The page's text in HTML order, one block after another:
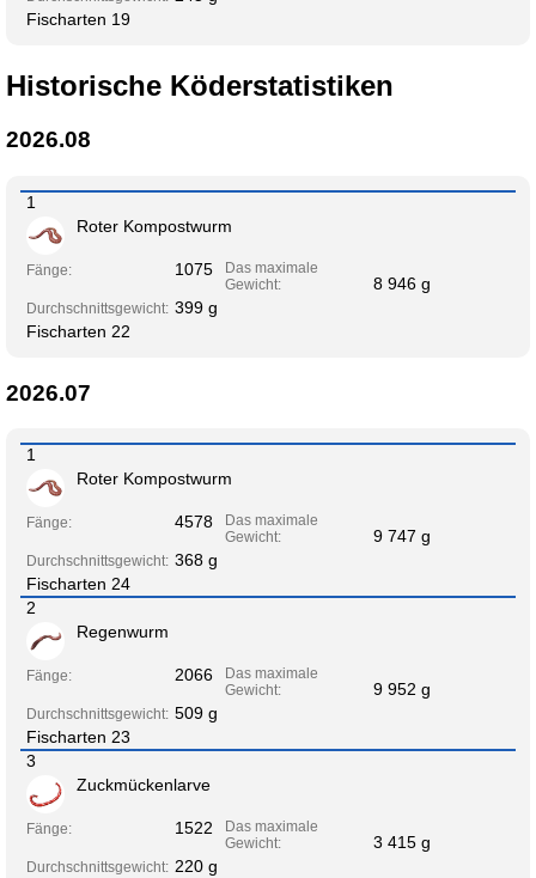
Fischarten 19
Historische Köderstatistiken
2026.08
1
Roter Kompostwurm
Fänge: 1075
Das maximale
Gewicht:
8 946 g
Durchschnittsgewicht: 399 g
Fischarten 22
2026.07
1
Roter Kompostwurm
Fänge: 4578
Das maximale
Gewicht:
9 747 g
Durchschnittsgewicht: 368 g
Fischarten 24
2
Regenwurm
Fänge: 2066
Das maximale
Gewicht:
9 952 g
Durchschnittsgewicht: 509 g
Fischarten 23
3
Zuckmückenlarve
Fänge: 1522
Das maximale
Gewicht:
3 415 g
Durchschnittsgewicht: 220 g